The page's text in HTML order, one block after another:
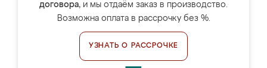
договора, и мы отдаём заказ в производство.
Возможна оплата в рассрочку без %.
УЗНАТЬ О РАССРОЧКЕ